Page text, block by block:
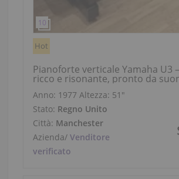
Hot
Pianoforte verticale Yamaha U3
ricco e risonante, pronto da
Anno: 1977 Altezza: 51″
Stato: Regno Unito
Città: Manchester
Azienda/Venditore
verificato